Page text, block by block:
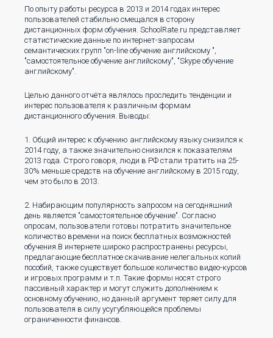
По опыту работы ресурса в 2013 и 2014 годах интерес
пользователей стабильно смещался в сторону
дистанционных форм обучения. SchoolRate.ru представляет
статистические данные по интернет-запросам
семантических групп "on-line обучение английскому ",
"самостоятельное обучение английскому", "Skype обучение
английскому".
Целью данного отчёта являлось проследить тенденции и
интерес пользователя к различным формам
дистанционного обучения. Выводы:
1. Общий интерес к обучению английскому языку снизился к
2014 году, а также значительно снизился к показателям
2013 года. Строго говоря, люди в РФ стали тратить на 25-
30% меньше средств на обучение английскому в 2015 году,
чем это было в 2013.
2. Набирающим популярность запросом на сегодняшний
день является "самостоятельное обучение". Согласно
опросам, пользователи готовы потратить значительное
количество времени на поиск бесплатных возможностей
обучения.В интернете широко распространены ресурсы,
предлагающие бесплатное скачивание нелегальных копий
пособий, также существует большое количество видео-курсов
и игровых программ и т.п. Такие формы носят строго
пассивный характер и могут служить дополнением к
основному обучению, но данный аргумент теряет силу для
пользователя в силу усугубляющейся проблемы
ограниченности финансов.